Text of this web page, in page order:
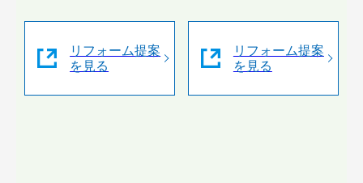
リフォーム提案
を見る
リフォーム提案
を見る